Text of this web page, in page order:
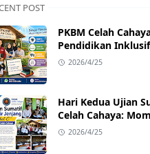
POST
PKBM Celah
Pendidikan
yang Ingin Bangkit
2026/4/25
Hari Kedua Ujian
Celah Cahaya:
Penilik Kecamatan
2026/4/25